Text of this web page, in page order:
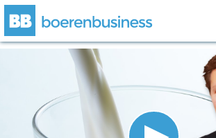
Video
Player